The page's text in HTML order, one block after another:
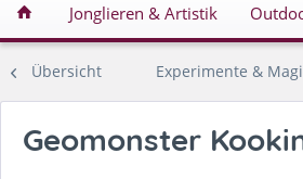
Jonglieren & Artistik
Übersicht Experimente &
Geomonster